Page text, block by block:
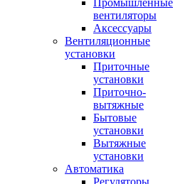
Промышленные
вентиляторы
Аксессуары
Вентиляционные
установки
Приточные
установки
Приточно-
вытяжные
Бытовые
установки
Вытяжные
установки
Автоматика
Регуляторы